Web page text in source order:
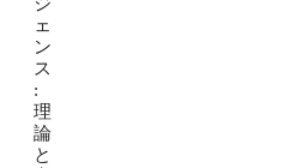
ジ
ェ
ン
ス
:
理
論
と